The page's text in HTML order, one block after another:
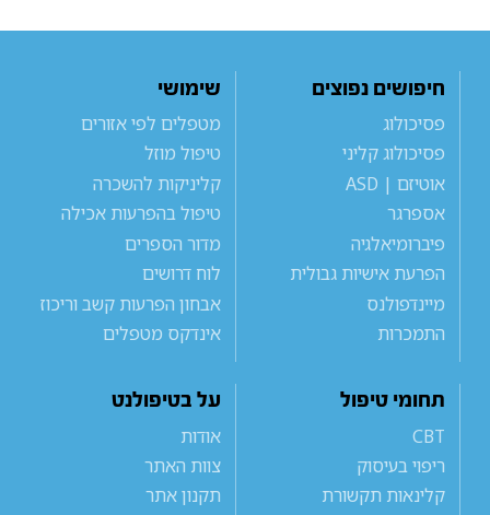
חיפושים נפוצים
פסיכולוג
פסיכולוג קליני
אוטיזם | ASD
אספרגר
פיברומיאלגיה
הפרעת אישיות גבולית
מיינדפולנס
התמכרות
שימושי
מטפלים לפי אזורים
טיפול מוזל
קליניקות להשכרה
טיפול בהפרעות אכילה
מדור הספרים
לוח דרושים
אבחון הפרעות קשב וריכוז
אינדקס מטפלים
תחומי טיפול
CBT
ריפוי בעיסוק
קלינאות תקשורת
על בטיפולנט
אודות
צוות האתר
תקנון אתר